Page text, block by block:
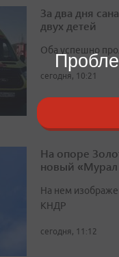
За два дня
двух детей
Оба успешно
сегодня, 10:21
На опоре
новый
На нем
КНДР
сегодня, 11:12